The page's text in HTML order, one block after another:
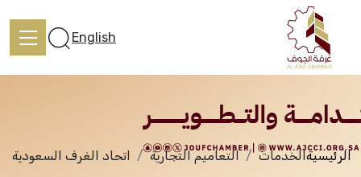
English
الخدمات
الرئيسيةالخدمات التعاميم التجارية اتحاد الغرف السعودية